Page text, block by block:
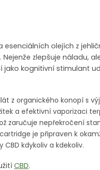
olejích z
zlepšuje náladu,
jako kognitivní stimulant
z organického konopí s
a efektivní vaporizaci
zaručuje nepřekročení
je připraven k
kdykoliv a kdekoliv.
CBD.